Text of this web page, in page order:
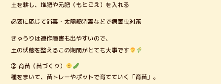
土を耕し、堆肥や元肥（もとごえ）を入れる
必要に応じて消毒・太陽熱消毒などで病害虫対策
きゅうりは連作障害も出やすいので、
土の状態を整えるこの期間がとても大事です
② 育苗（苗づくり）
種をまいて、苗トレーやポットで育てていく「育苗」。